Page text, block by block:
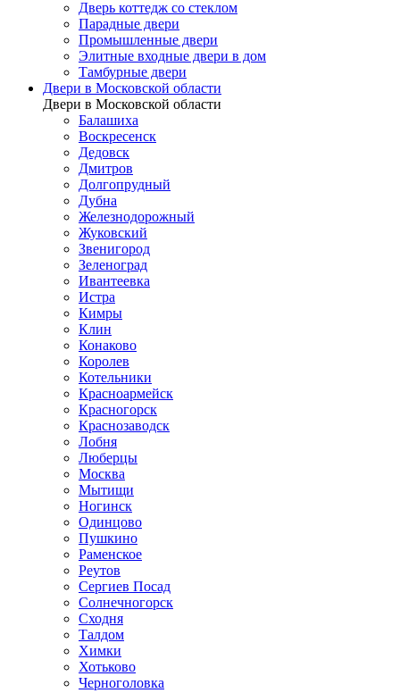
Дверь коттедж со стеклом
Парадные двери
Промышленные двери
Элитные входные двери в дом
Тамбурные двери
Двери в Московской области
Двери в Московской области
Балашиха
Воскресенск
Дедовск
Дмитров
Долгопрудный
Дубна
Железнодорожный
Жуковский
Звенигород
Зеленоград
Ивантеевка
Истра
Кимры
Клин
Конаково
Королев
Котельники
Красноармейск
Красногорск
Краснозаводск
Лобня
Люберцы
Москва
Мытищи
Ногинск
Одинцово
Пушкино
Раменское
Реутов
Сергиев Посад
Солнечногорск
Сходня
Талдом
Химки
Хотьково
Черноголовка